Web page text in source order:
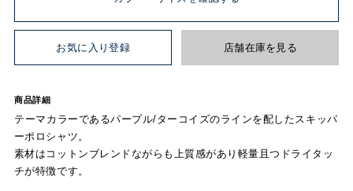
お気に入り登録 店舗在庫を見る
商品詳細
テーマカラーであるパープル/ターコイズのラインを配したスキッパ
ーポロシャツ。
素材はコットンブレンドながらも上質感があり軽量且つドライタッ
チが特徴です。